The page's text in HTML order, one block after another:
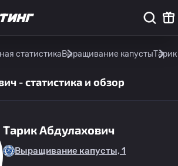
статистикаВыращивание капусты
- статистика и обзор
Тарик Абдулахович
Выращивание капусты, 1